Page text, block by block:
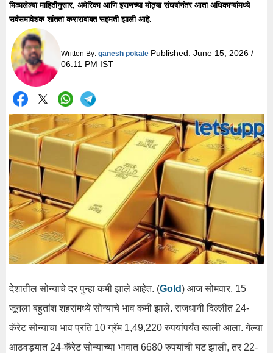
मिळालेल्या माहितीनुसार, अमेरिका आणि इराणच्या मोठ्या संघर्षानंतर आता अधिकाऱ्यांमध्ये
सर्वसमावेशक शांतता कराराबाबत सहमती झाली आहे.
Written By:ganesh pokale Published:June 15, 2026 /
06:11 PM IST
देशातील सोन्याचे दर पुन्हा कमी झाले आहेत. (Gold) आज सोमवार, 15
जूनला बहुतांश शहरांमध्ये सोन्याचे भाव कमी झाले. राजधानी दिल्लीत 24-
कॅरेट सोन्याचा भाव प्रति 10 ग्रॅम 1,49,220 रुपयांपर्यंत खाली आला. गेल्या
आठवड्यात 24-कॅरेट सोन्याच्या भावात 6680 रुपयांची घट झाली, तर 22-